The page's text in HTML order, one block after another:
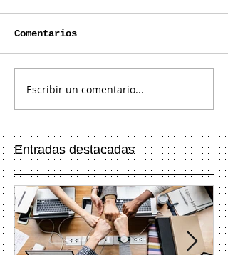
Comentarios
Escribir un comentario...
Entradas destacadas